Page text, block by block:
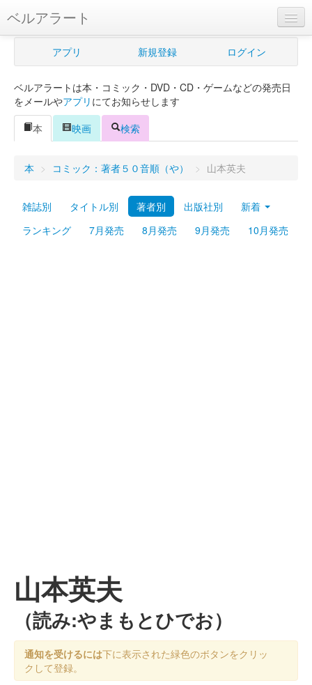
ベルアラート
ベルアラートとは
新規登録
ログイン
Myシェルフ
プレミアム
アプリ 新規登録 ログイン
ベルアラートは本・コミック・DVD・CD・ゲームなどの発売日
をメールやアプリ にてお知らせします
本
映画 検索
本 > コミック：著者５０音順（や） > 山本英夫
雑誌別 タイトル別 著者別 出版社別
新着
ランキング
7月発売 8月発売 9月発売 10月発売
山本英夫
（読み:やまもとひでお）
通知を受けるには下に表示された緑色のボタンをクリッ
クして登録。